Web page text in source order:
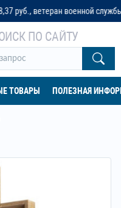
ветеран военной службы -
ПО САЙТУ
ТОВАРЫ ПОЛЕЗНАЯ